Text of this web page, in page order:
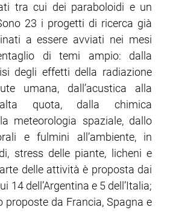
tra cui dei paraboloidi e un
23 i progetti di ricerca già
a essere avviati nei mesi
di temi ampio: dalla
degli effetti della radiazione
umana, dall’acustica alla
quota, dalla chimica
meteorologia spaziale, dallo
e fulmini all’ambiente, in
stress delle piante, licheni e
delle attività è proposta dai
14 dell’Argentina e 5 dell’Italia;
proposte da Francia, Spagna e